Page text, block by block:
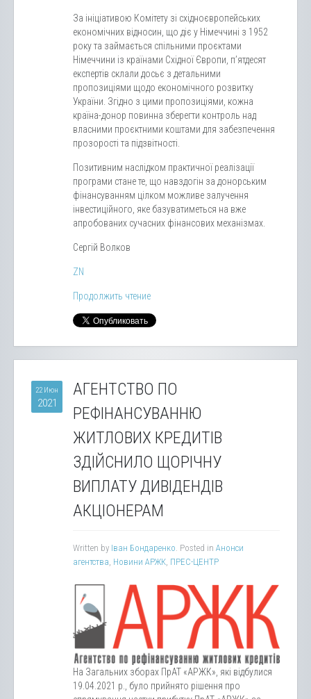
За ініціативою Комітету зі східноєвропейських
економічних відносин, що діє у Німеччині з 1952
року та займається спільними проєктами
Німеччини із країнами Східної Європи, п’ятдесят
експертів склали досьє з детальними
пропозиціями щодо економічного розвитку
України. Згідно з цими пропозиціями, кожна
країна-донор повинна зберегти контроль над
власними проєктними коштами для забезпечення
прозорості та підзвітності.
Позитивним наслідком практичної реалізації
програми стане те, що навздогін за донорським
фінансуванням цілком можливе залучення
інвестиційного, яке базуватиметься на вже
апробованих сучасних фінансових механізмах.
Сергій Волков
ZN
Продолжить чтение
22 Июн
2021
АГЕНТСТВО ПО
РЕФІНАНСУВАННЮ
ЖИТЛОВИХ КРЕДИТІВ
ЗДІЙСНИЛО ЩОРІЧНУ
ВИПЛАТУ ДИВІДЕНДІВ
АКЦІОНЕРАМ
Written by Іван Бондаренко . Posted in Анонси
агентства Новини АРЖК ПРЕС-ЦЕНТР
На Загальних зборах ПрАТ «АРЖК», які відбулися
19.04.2021 р., було прийнято рішення про